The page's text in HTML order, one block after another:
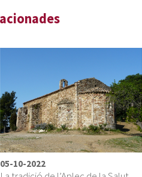
05-10-2022